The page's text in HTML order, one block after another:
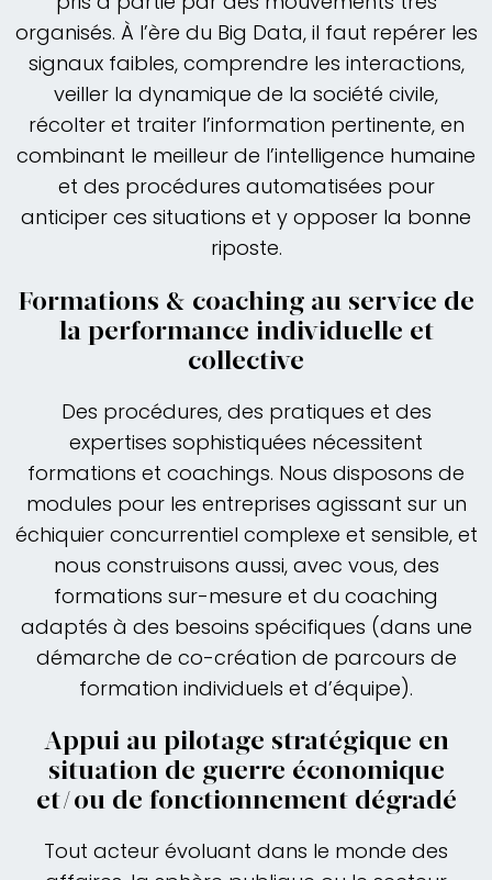
organisés. À l’ère du Big Data, il faut repérer les
signaux faibles, comprendre les interactions,
veiller la dynamique de la société civile,
récolter et traiter l’information pertinente, en
combinant le meilleur de l’intelligence humaine
et des procédures automatisées pour
anticiper ces situations et y opposer la bonne
riposte.
Formations & coaching au service de
la performance individuelle et
collective
Des procédures, des pratiques et des
expertises sophistiquées nécessitent
formations et coachings. Nous disposons de
modules pour les entreprises agissant sur un
échiquier concurrentiel complexe et sensible, et
nous construisons aussi, avec vous, des
formations sur-mesure et du coaching
adaptés à des besoins spécifiques (dans une
démarche de co-création de parcours de
formation individuels et d’équipe).
Appui au pilotage stratégique en
situation de guerre économique
et/ou de fonctionnement dégradé
Tout acteur évoluant dans le monde des